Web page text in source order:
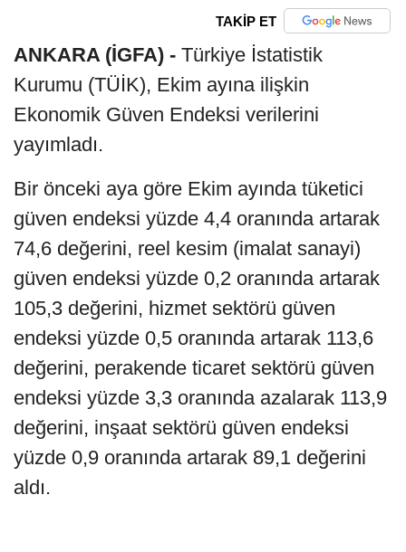
TAKİP ET
ANKARA (İGFA) - Türkiye İstatistik
Kurumu (TÜİK), Ekim ayına ilişkin
Ekonomik Güven Endeksi verilerini
yayımladı.
Bir önceki aya göre Ekim ayında tüketici
güven endeksi yüzde 4,4 oranında artarak
74,6 değerini, reel kesim (imalat sanayi)
güven endeksi yüzde 0,2 oranında artarak
105,3 değerini, hizmet sektörü güven
endeksi yüzde 0,5 oranında artarak 113,6
değerini, perakende ticaret sektörü güven
endeksi yüzde 3,3 oranında azalarak 113,9
değerini, inşaat sektörü güven endeksi
yüzde 0,9 oranında artarak 89,1 değerini
aldı.